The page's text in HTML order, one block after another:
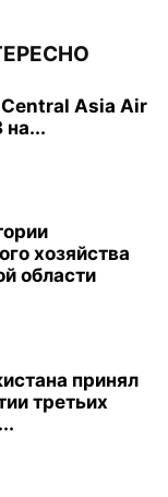
Asia Air
на...
хозяйства
области
принял
третьих